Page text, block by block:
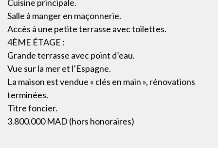
Cuisine principale.
Salle à manger en maçonnerie.
Accès à une petite terrasse avec toilettes.
4ÈME ÉTAGE :
Grande terrasse avec point d’eau.
Vue sur la mer et l’Espagne.
La maison est vendue « clés en main », rénovations
terminées.
Titre foncier.
3.800.000 MAD (hors honoraires)